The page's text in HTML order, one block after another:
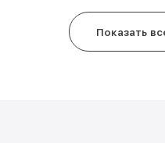
Показать